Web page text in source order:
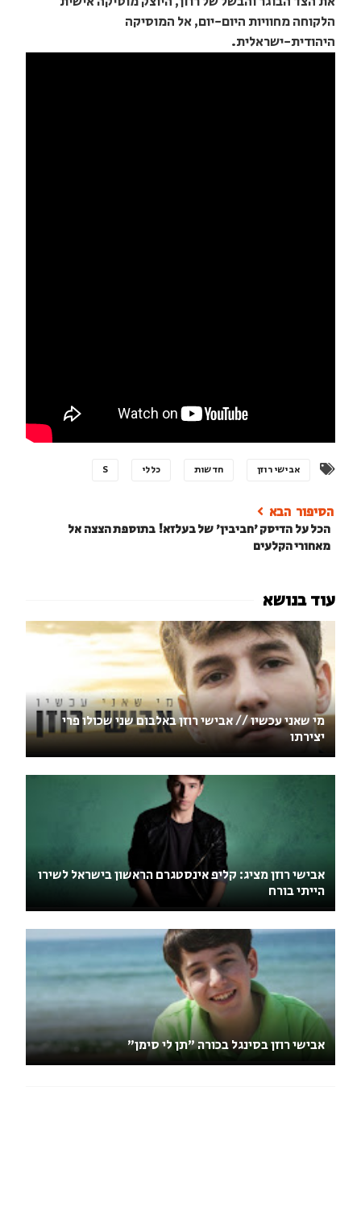
הלקוחה מחוויות היום-יום, אל המוסיקה
היהודית-ישראלית.
אבישי רוזן חדשות כללי S
הכל על הדיסק 'חביבין' של בעלזא! בתוספת הצצה אל
מאחורי הקלעים
מי שאני עכשיו // אבישי רוזן באלבום שני שכולו פרי
יצירתו
אבישי רוזן מציג: קליפ אינסטגרם הראשון בישראל לשירו
הייתי בורח
אבישי רוזן בסינגל בכורה "תן לי סימן"